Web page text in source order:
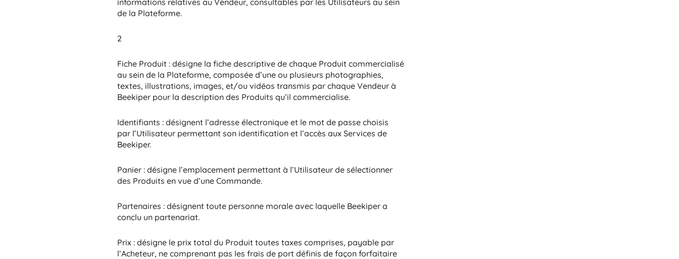
informations relatives au Vendeur, consultables par les Utilisateurs au sein
de la Plateforme.
2
Fiche Produit : désigne la fiche descriptive de chaque Produit commercialisé
au sein de la Plateforme, composée d’une ou plusieurs photographies,
textes, illustrations, images, et/ou vidéos transmis par chaque Vendeur à
Beekiper pour la description des Produits qu’il commercialise.
Identifiants : désignent l’adresse électronique et le mot de passe choisis
par l’Utilisateur permettant son identification et l’accès aux Services de
Beekiper.
Panier : désigne l’emplacement permettant à l’Utilisateur de sélectionner
des Produits en vue d’une Commande.
Partenaires : désignent toute personne morale avec laquelle Beekiper a
conclu un partenariat.
Prix : désigne le prix total du Produit toutes taxes comprises, payable par
l’Acheteur, ne comprenant pas les frais de port définis de façon forfaitaire